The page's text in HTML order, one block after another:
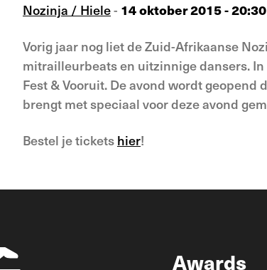
Nozinja / Hiele- 14 oktober 2015 - 20:30
Vorig jaar nog liet de Zuid-Afrikaanse
mitrailleurbeats en uitzinnige dansers.
Fest & Vooruit. De avond wordt
brengt met speciaal voor deze avond
Bestel je tickets hier!
Awards